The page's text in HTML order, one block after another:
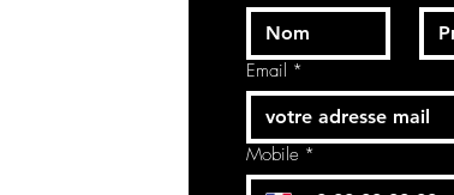
Email *
Mobile *